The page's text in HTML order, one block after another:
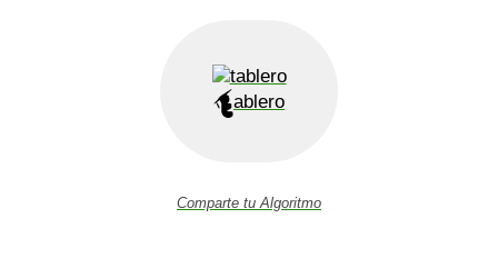
ablero
Comparte tu Algoritmo